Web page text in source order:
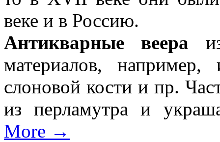
веке и в Россию.
Антикварные веера
материалов,
слоновой кости и пр.
из перламутра и
More →